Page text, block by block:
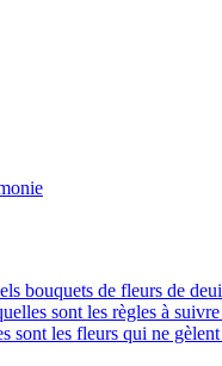
bouquets de fleurs de
sont les règles à
sont les fleurs qui ne gèlent